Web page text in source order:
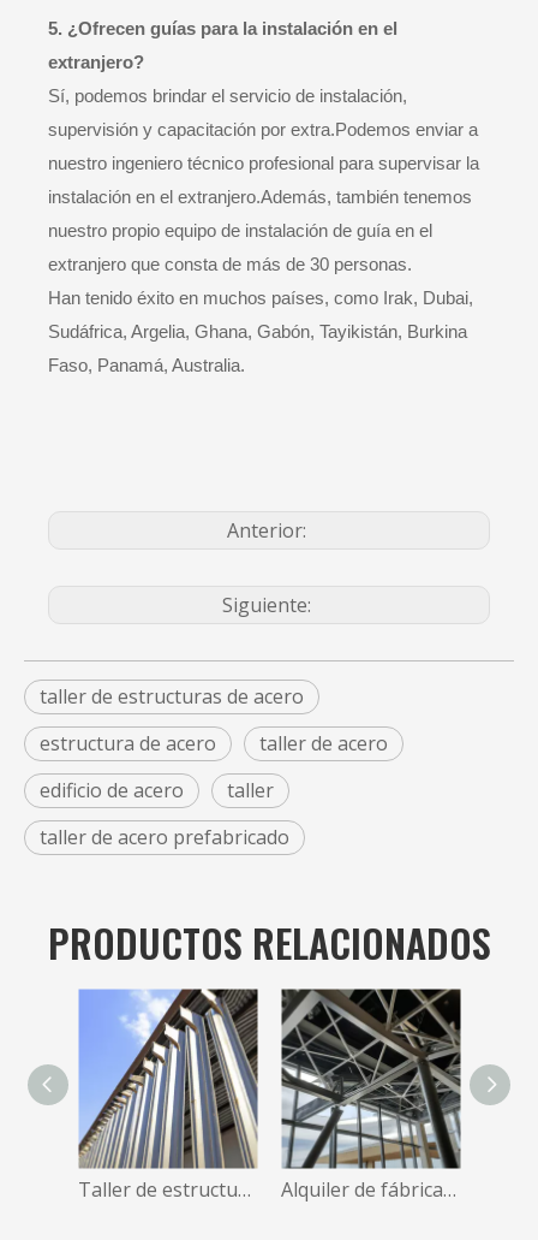
5. ¿Ofrecen guías para la instalación en el
extranjero?
Sí, podemos brindar el servicio de instalación,
supervisión y capacitación por extra.Podemos enviar a
nuestro ingeniero técnico profesional para supervisar la
instalación en el extranjero.Además, también tenemos
nuestro propio equipo de instalación de guía en el
extranjero que consta de más de 30 personas.
Han tenido éxito en muchos países, como Irak, Dubai,
Sudáfrica, Argelia, Ghana, Gabón, Tayikistán, Burkina
Faso, Panamá, Australia.
Anterior:
Siguiente:
taller de estructuras de acero
estructura de acero
taller de acero
edificio de acero
taller
taller de acero prefabricado
PRODUCTOS RELACIONADOS
Taller de estructura de acero barato Durabel con diseño de estructuras de acero con grúa Overehad Alquiler de fábrica prefabricada Estructura de acero Taller Almacén Edificio